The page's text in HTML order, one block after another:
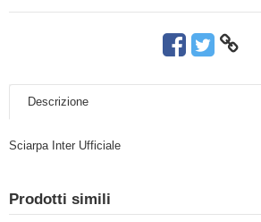
Descrizione
Sciarpa Inter Ufficiale
Prodotti simili